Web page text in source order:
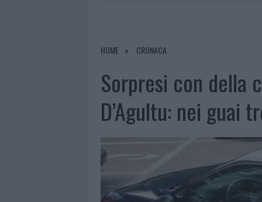
6 AGOSTO 2026
|
HOME CRONACA
Sorpresi con della
D’Agultu: nei guai